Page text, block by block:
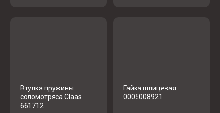
Втулка пружины
соломотряса Claas
661712
Гайка шлицевая
0005008921